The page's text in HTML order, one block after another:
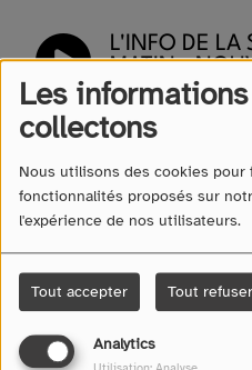
Les
collectons
Nous utilisons des cookies pour
fonctionnalités proposés sur
l'expérience de nos utilisateurs.
Tout accepter Tout refuser
Analytics
L'INFO DE LA
MATIN -
POLICES
100%
D'ALBERTAS
L'INVITÉ
CORNU,